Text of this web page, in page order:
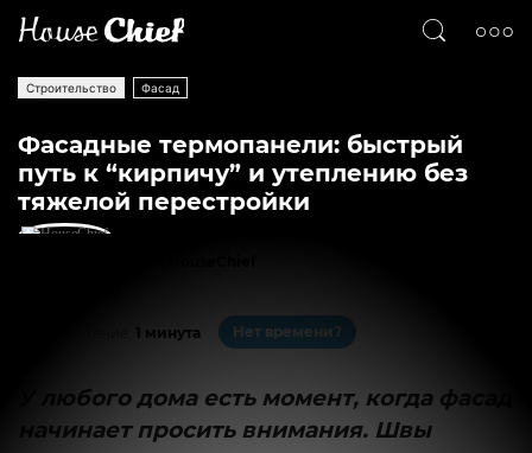
Строительство Фасад
Фасадные термопанели: быстрый
путь к “кирпичу” и утеплению без
тяжелой перестройки
1 минута Нет времени?
У любого дома есть момент, когда фасад
начинает просить внимания. Швы